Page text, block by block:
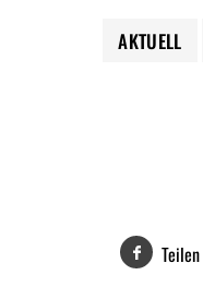
AKTUELL
Teilen